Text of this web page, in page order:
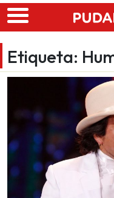
Skip to main content
Etiqueta: